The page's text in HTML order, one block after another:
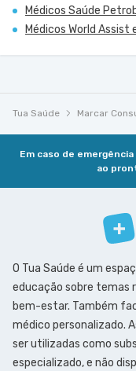
Médicos Saúde
Médicos World Assist
Tua Saúde Marcar
Em caso de
ao
O Tua Saúde é um
educação sobre temas
bem-estar. Também
médico personalizado.
ser utilizadas como
especializado, e não